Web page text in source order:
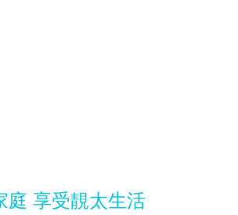
庭 享受靚太生活